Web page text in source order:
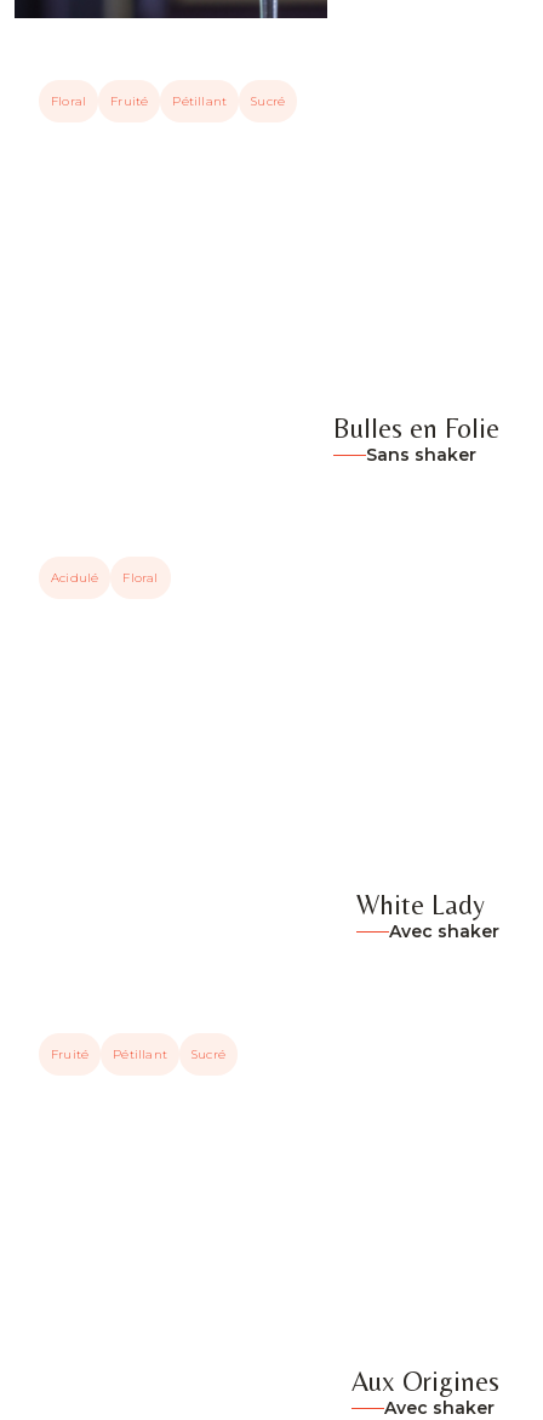
Floral Fruité Pétillant Sucré
Bulles en Folie
Sans shaker
Acidulé Floral
White Lady
Avec shaker
Fruité Pétillant Sucré
Aux Origines
Avec shaker